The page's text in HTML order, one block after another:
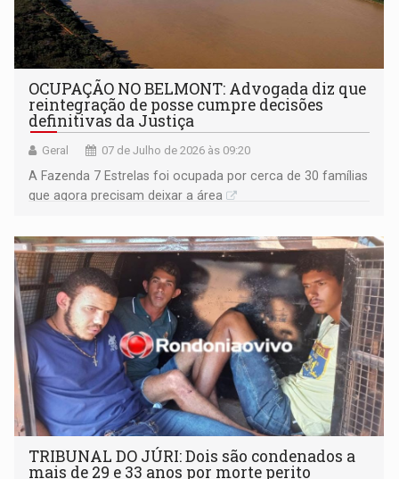
OCUPAÇÃO NO BELMONT: Advogada diz que
reintegração de posse cumpre decisões
definitivas da Justiça
Geral 07 de Julho de 2026 às 09:20
A Fazenda 7 Estrelas foi ocupada por cerca de 30 famílias
que agora precisam deixar a área
TRIBUNAL DO JÚRI: Dois são condenados a
mais de 29 e 33 anos por morte perito